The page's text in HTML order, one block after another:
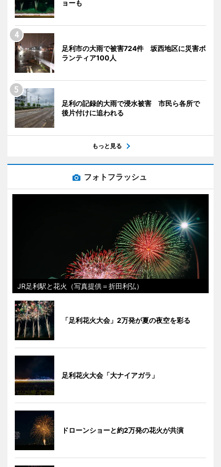
ョーも
足利市の大雨で被害724件 坂西地区に災害ボ
ランティア100人
足利の記録的大雨で浸水被害 市民ら各所で
後片付けに追われる
もっと見る
フォトフラッシュ
JR足利駅と花火（写真提供＝折田利弘）
「足利花火大会」2万発が夏の夜空を彩る
足利花火大会「大ナイアガラ」
ドローンショーと約2万発の花火が共演